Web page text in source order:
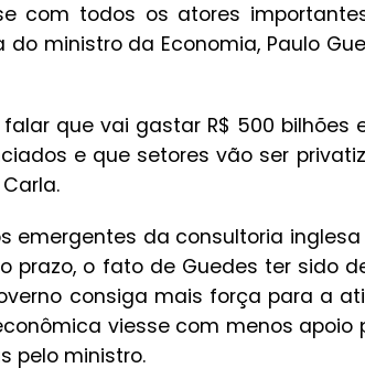
com todos os atores
ministro da Economia, Paulo
falar que vai gastar R$ 500 bilhões
e que setores vão ser
da consultoria inglesa
prazo, o fato de Guedes ter sido
consiga mais força para a
viesse com menos apoio
pelo ministro.